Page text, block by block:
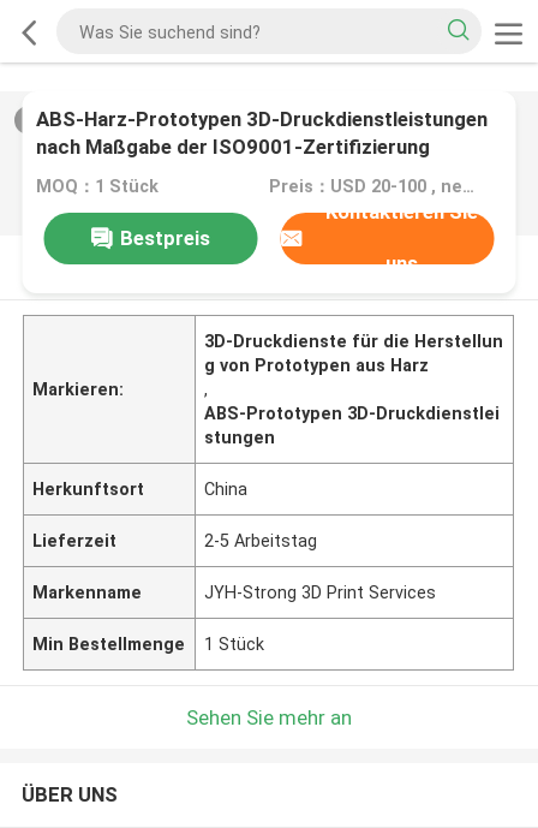
/0
ABS-Harz-Prototypen 3D-Druckdienstleistungen
nach Maßgabe der ISO9001-Zertifizierung
MOQ：1 Stück Preis：USD 20-100 , negotiable
Bestpreis
Kontaktieren Sie
uns
PRODUKT-BESCHREIBUNG
Markieren:
3D-Druckdienste für die Herstellun
g von Prototypen aus Harz
,
ABS-Prototypen 3D-Druckdienstlei
stungen
Herkunftsort China
Lieferzeit 2-5 Arbeitstag
Markenname JYH-Strong 3D Print Services
Min Bestellmenge 1 Stück
Sehen Sie mehr an
ÜBER UNS